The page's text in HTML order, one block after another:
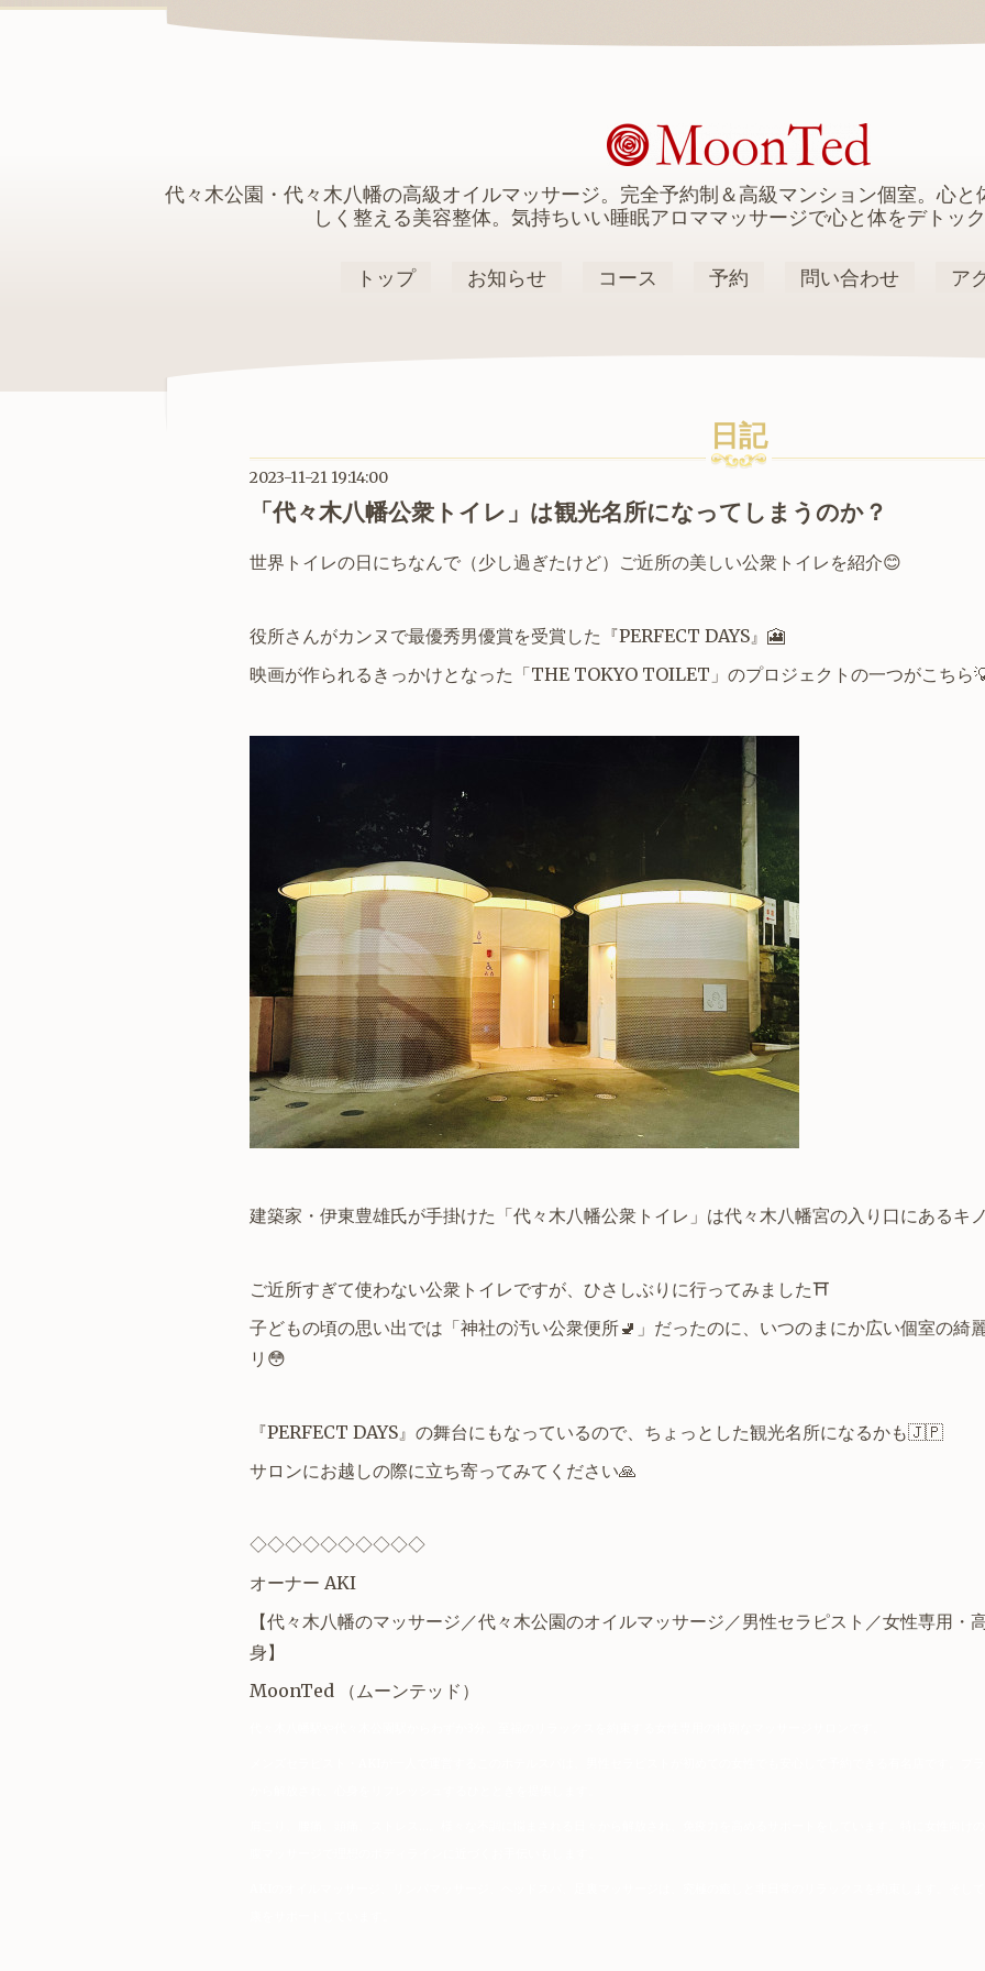
代々木公園・代々木八幡の高級オイルマッサージ。完全予約制＆高級マンション個室。心
しく整える美容整体。気持ちいい睡眠アロママッサージで心と体をデトッ
トップ お知らせ コース 予約 問い合わせ ア
日記
2023-11-21 19:14:00
「代々木八幡公衆トイレ」は観光名所になってしまうのか？
世界トイレの日にちなんで（少し過ぎたけど）ご近所の美しい公衆トイレを紹介😊
役所さんがカンヌで最優秀男優賞を受賞した『PERFECT DAYS』🎦
映画が作られるきっかけとなった「THE TOKYO TOILET」のプロジェクトの一つがこちら
建築家・伊東豊雄氏が手掛けた「代々木八幡公衆トイレ」は代々木八幡宮の入り口にあるキ
ご近所すぎて使わない公衆トイレですが、ひさしぶりに行ってみました⛩️
子どもの頃の思い出では「神社の汚い公衆便所🚽」だったのに、いつのまにか広い個室の綺
リ😳
『PERFECT DAYS』の舞台にもなっているので、ちょっとした観光名所になるかも🇯🇵
サロンにお越しの際に立ち寄ってみてください🙏
◇◇◇◇◇◇◇◇◇◇
オーナー AKI
【代々木八幡のマッサージ／代々木公園のオイルマッサージ／男性セラピスト ／女性専用 ・
身】
MoonTed
（ムーンテッド）